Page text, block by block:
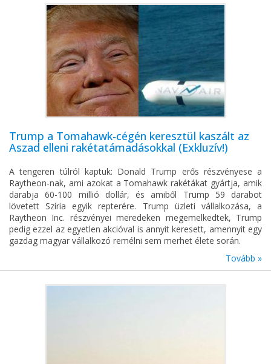
Trump a Tomahawk-cégén keresztül kaszált az
Aszad elleni rakétatámadásokkal (Exkluzív!)
A tengeren túlról kaptuk: Donald Trump erős részvényese a
Raytheon-nak, ami azokat a Tomahawk rakétákat gyártja, amik
darabja 60-100 millió dollár, és amiből Trump 59 darabot
lövetett Szíria egyik repterére. Trump üzleti vállalkozása, a
Raytheon Inc. részvényei meredeken megemelkedtek, Trump
pedig ezzel az egyetlen akcióval is annyit keresett, amennyit egy
gazdag magyar vállalkozó remélni sem merhet élete során.
Tovább »